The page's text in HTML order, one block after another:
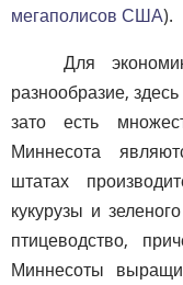
мегаполисов США).
Для
разнообразие,
зато есть
Миннесота
штатах
кукурузы и
птицеводство,
Миннесоты